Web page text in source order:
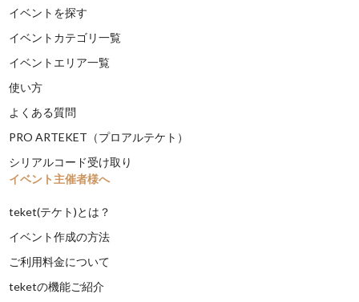
イベントを探す
イベントカテゴリ一覧
イベントエリア一覧
使い方
よくある質問
PRO ARTEKET（プロアルテケト）
シリアルコード受け取り
イベント主催者様へ
teket(テケト)とは？
イベント作成の方法
ご利用料金について
teketの機能ご紹介